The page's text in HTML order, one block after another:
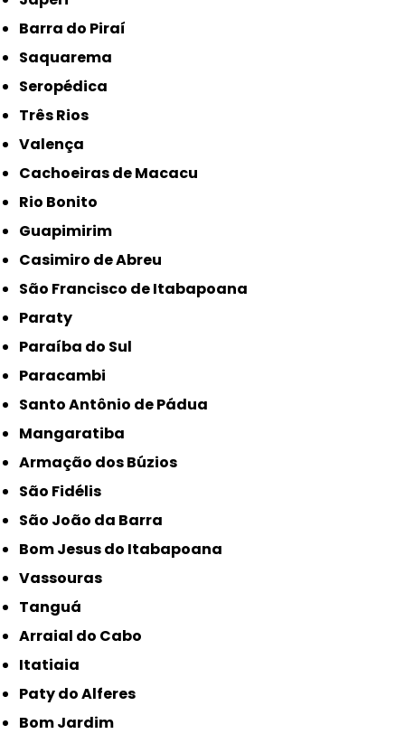
Barra do Piraí
Saquarema
Seropédica
Três Rios
Valença
Cachoeiras de Macacu
Rio Bonito
Guapimirim
Casimiro de Abreu
São Francisco de Itabapoana
Paraty
Paraíba do Sul
Paracambi
Santo Antônio de Pádua
Mangaratiba
Armação dos Búzios
São Fidélis
São João da Barra
Bom Jesus do Itabapoana
Vassouras
Tanguá
Arraial do Cabo
Itatiaia
Paty do Alferes
Bom Jardim